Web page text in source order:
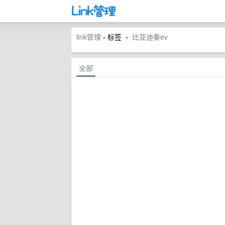
link管理 › 标签 › 比亚迪秦ev
全部